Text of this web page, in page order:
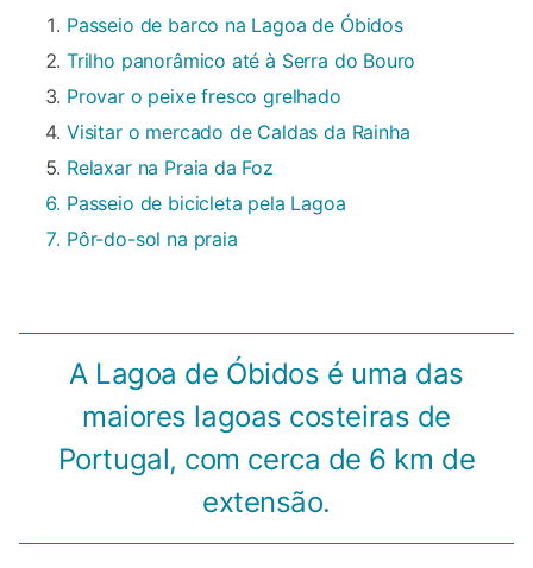
Passeio de barco na Lagoa de Óbidos
Trilho panorâmico até à Serra do Bouro
Provar o peixe fresco grelhado
Visitar o mercado de Caldas da Rainha
Relaxar na Praia da Foz
Passeio de bicicleta pela Lagoa
Pôr-do-sol na praia
A Lagoa de Óbidos é uma das
maiores lagoas costeiras de
Portugal, com cerca de 6 km de
extensão.